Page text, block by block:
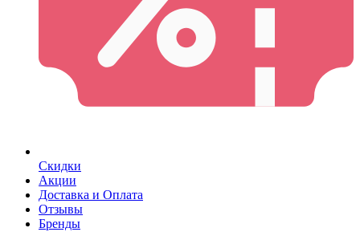
Скидки
Акции
Доставка и Оплата
Отзывы
Бренды